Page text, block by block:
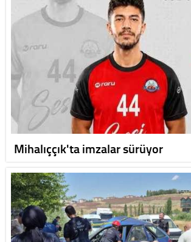
Mihalıççık'ta imzalar sürüyor